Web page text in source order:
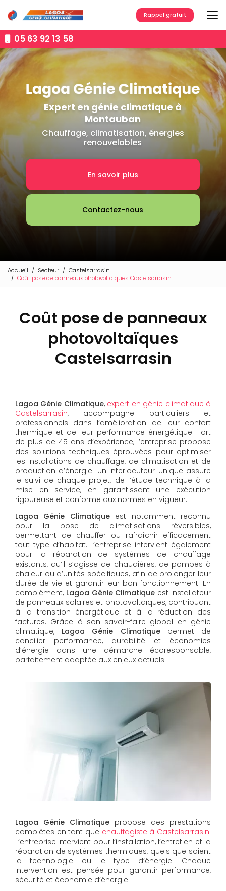
au
contenu
principal05 63 92 13 58
Rappel gratuit
Expert en génie climatique à
Montauban
Chauffage, climatisation, énergies
renouvelables
En savoir plus
Contactez-nous
Accueil Secteur
Castelsarrasin
Coût pose de panneaux photovoltaïques Castelsarrasin
Coût pose de panneaux
photovoltaïques
Castelsarrasin
Lagoa Génie Climatique, expert en génie climatique à
Castelsarrasin, accompagne particuliers et
professionnels dans l’amélioration de leur confort
thermique et de leur performance énergétique. Fort
de plus de 45 ans d’expérience, l’entreprise propose
des solutions techniques éprouvées pour optimiser
les installations de chauffage, de climatisation et de
production d’énergie. Un interlocuteur unique assure
le suivi de chaque projet, de l’étude technique à la
mise en service, en garantissant une exécution
rigoureuse et conforme aux normes en vigueur.
Lagoa Génie Climatiqueest notamment reconnu
pour la pose de climatisations réversibles,
permettant de chauffer ou rafraîchir efficacement
tout type d’habitat. L’entreprise intervient également
pour la réparation de systèmes de chauffage
existants, qu’il s’agisse de chaudières, de pompes à
chaleur ou d’unités spécifiques, afin de prolonger leur
durée de vie et garantir leur bon fonctionnement. En
complément, Lagoa Génie Climatique est installateur
de panneaux solaires et photovoltaïques, contribuant
à la transition énergétique et à la réduction des
factures. Grâce à son savoir-faire global en génie
climatique, Lagoa Génie Climatiquepermet de
concilier performance, durabilité et économies
d’énergie dans une démarche écoresponsable,
parfaitement adaptée aux enjeux actuels.
Lagoa Génie Climatique propose des prestations
complètes en tant que chauffagiste à Castelsarrasin.
L’entreprise intervient pour l’installation, l’entretien et la
réparation de systèmes thermiques, quels que soient
la technologie ou le type d’énergie. Chaque
intervention est pensée pour garantir performance,
sécurité et économie d’énergie.